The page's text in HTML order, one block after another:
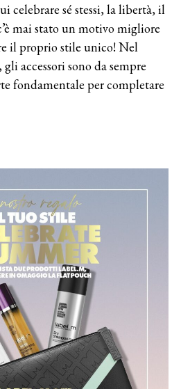
celebrare sé stessi, la libertà, il
mai stato un motivo migliore
il proprio stile unico! Nel
accessori sono da sempre
fondamentale per completare